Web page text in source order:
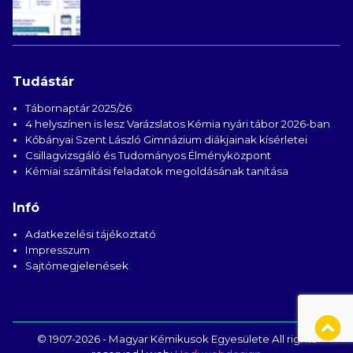
Tudástár
Tábornaptár 2025/26
4 helyszínen is lesz Varázslatos Kémia nyári tábor 2026-ban
Kőbányai Szent László Gimnázium diákjainak kísérletei
Csillagvizsgáló és Tudományos Élményközpont
Kémiai számítási feladatok megoldásának tanítása
Infó
Adatkezelési tájékoztató
Impresszum
Sajtómegjelenések
© 1907-2026 - Magyar Kémikusok Egyesülete All rights